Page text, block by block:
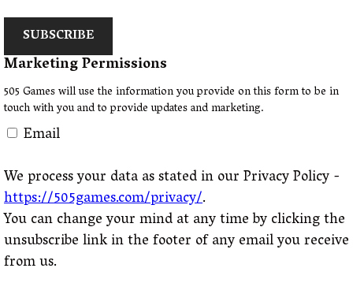
SUBSCRIBE
Marketing Permissions
505 Games will use the information you provide on this form to be in
touch with you and to provide updates and marketing.
Email
We process your data as stated in our Privacy Policy -
https://505games.com/privacy/.
You can change your mind at any time by clicking the
unsubscribe link in the footer of any email you receive
from us.